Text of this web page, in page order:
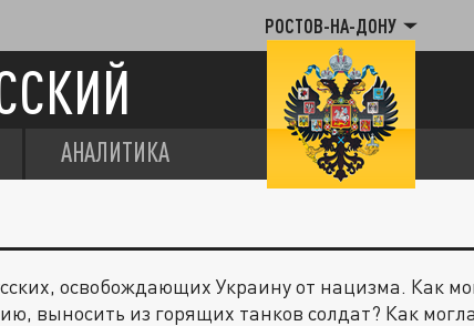
РОСТОВ-НА-ДОНУ
АНАЛИТИКА
освобождающих Украину от нацизма. Как
выносить из горящих танков солдат? Как могла